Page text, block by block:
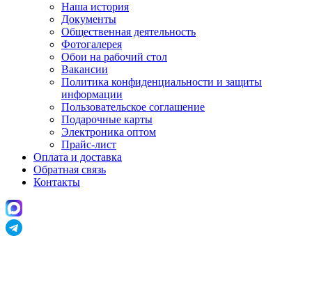
Наша история
Документы
Общественная деятельность
Фотогалерея
Обои на рабочий стол
Вакансии
Политика конфиденциальности и защиты
информации
Пользовательскоe соглашение
Подарочные карты
Электроника оптом
Прайс-лист
Оплата и доставка
Обратная связь
Контакты